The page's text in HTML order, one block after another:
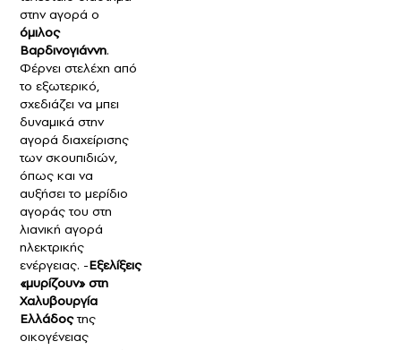
στην αγορά ο
όμιλος
Βαρδινογιάννη.
Φέρνει στελέχη από
το εξωτερικό,
σχεδιάζει να μπει
δυναμικά στην
αγορά διαχείρισης
των σκουπιδιών,
όπως και να
αυξήσει το μερίδιο
αγοράς του στη
λιανική αγορά
ηλεκτρικής
ενέργειας. -Εξελίξεις
«μυρίζουν» στη
Χαλυβουργία
Ελλάδοςτης
οικογένειας